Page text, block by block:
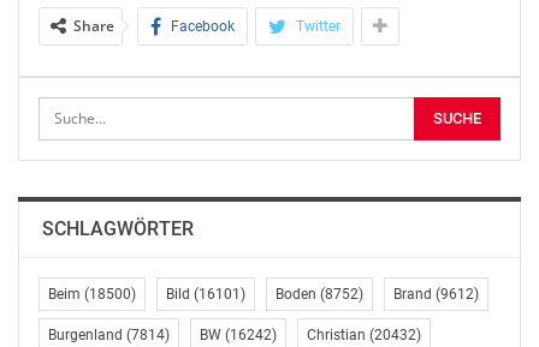
Mitgefühl gilt seiner Familie.“
Der gebürtige Radstädter war mehr als drei Jahrzehnte
beim ORF Salzburg beschäftigt, die letzten rund 20
Jahre als Kameramann.
OTS-ORIGINALTEXT PRESSEAUSSENDUNG UNTER
DES AUSSENDERS. www.ots.at
© Copyright APA-OTS Originaltext-Service GmbH und
Share Facebook Twitter
SCHLAGWÖRTER
Beim (18500) Bild (16101) Boden (8752) Brand (9612)
Burgenland (7814) BW (16242) Christian (20432)